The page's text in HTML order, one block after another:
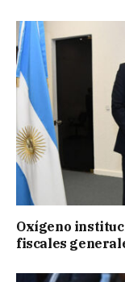
Oxígeno
fiscales